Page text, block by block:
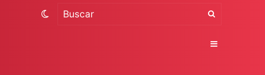
Buscar
Switch
Sidebar